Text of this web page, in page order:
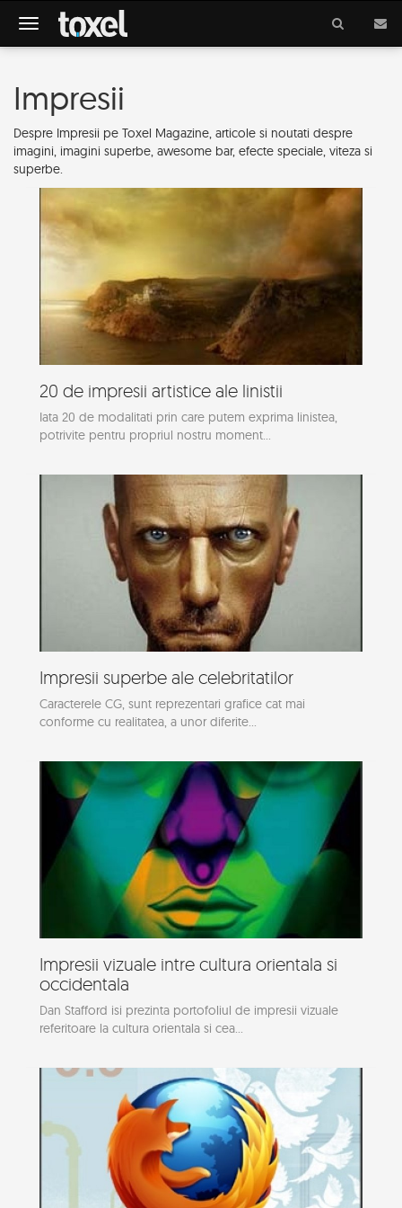
Meniu
Impresii
Despre Impresii pe Toxel Magazine, articole si noutati despre
imagini, imagini superbe, awesome bar, efecte speciale, viteza si
superbe.
20 de impresii artistice ale linistii
Iata 20 de modalitati prin care putem exprima linistea,
potrivite pentru propriul nostru moment...
Impresii superbe ale celebritatilor
Caracterele CG, sunt reprezentari grafice cat mai
conforme cu realitatea, a unor diferite...
Impresii vizuale intre cultura orientala si
occidentala
Dan Stafford isi prezinta portofoliul de impresii vizuale
referitoare la cultura orientala si cea...